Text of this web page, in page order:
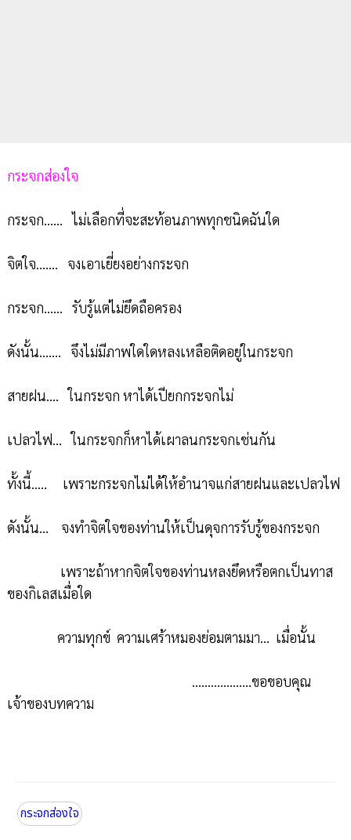
กระจกส่องใจ
กระจก...... ไม่เลือกที่จะสะท้อนภาพทุกชนิดฉันใด
จิตใจ....... จงเอาเยี่ยงอย่างกระจก
กระจก...... รับรู้แต่ไม่ยึดถือครอง
ดังนั้น....... จึงไม่มีภาพใดใดหลงเหลือติดอยู่ในกระจก
สายฝน.... ในกระจก หาได้เปียกกระจกไม่
เปลวไฟ... ในกระจกก็หาได้เผาลนกระจกเช่นกัน
ทั้งนี้..... เพราะกระจกไม่ได้ให้อำนาจแก่สายฝนและเปลวไฟ
ดังนั้น... จงทำจิตใจของท่านให้เป็นดุจการรับรู้ของกระจก
เพราะถ้าหากจิตใจของท่านหลงยึดหรือตกเป็นทาส
ของกิเลสเมื่อใด
ความทุกข์ ความเศร้าหมองย่อมตามมา... เมื่อนั้น
...................ขอขอบคุณ
เจ้าของบทความ
กระจกส่องใจ